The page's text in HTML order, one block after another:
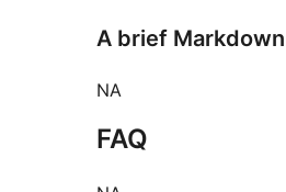
A brief
NA
FAQ